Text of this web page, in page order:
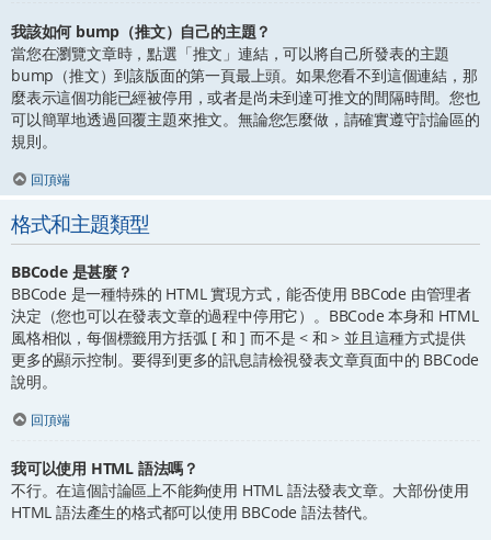
我該如何 bump（推文）自己的主題？
當您在瀏覽文章時，點選「推文」連結，可以將自己所發表的主題
bump（推文）到該版面的第一頁最上頭。如果您看不到這個連結，那
麼表示這個功能已經被停用，或者是尚未到達可推文的間隔時間。您也
可以簡單地透過回覆主題來推文。無論您怎麼做，請確實遵守討論區的
規則。
回頂端
格式和主題類型
BBCode 是甚麼？
BBCode 是一種特殊的 HTML 實現方式，能否使用 BBCode 由管理者
決定（您也可以在發表文章的過程中停用它）。BBCode 本身和 HTML
風格相似，每個標籤用方括弧 [ 和 ] 而不是 < 和 > 並且這種方式提供
更多的顯示控制。要得到更多的訊息請檢視發表文章頁面中的 BBCode
說明。
回頂端
我可以使用 HTML 語法嗎？
不行。在這個討論區上不能夠使用 HTML 語法發表文章。大部份使用
HTML 語法產生的格式都可以使用 BBCode 語法替代。